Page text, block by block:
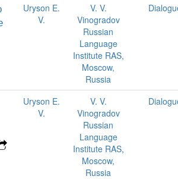
Uryson E.
V.
V. V.
Vinogradov
Russian
Language
Institute RAS,
Moscow,
Russia
Uryson E.
V.
V. V.
Vinogradov
Russian
Language
Institute RAS,
Moscow,
Russia